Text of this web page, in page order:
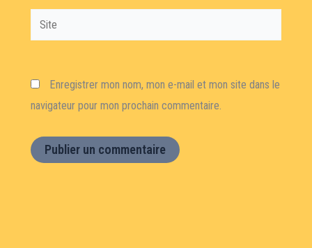
Site
Enregistrer mon nom, mon e-mail et mon site dans le
navigateur pour mon prochain commentaire.